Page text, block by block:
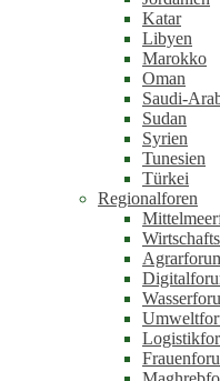
Katar
Libyen
Marokko
Oman
Saudi-
Sudan
Syrien
Tunesien
Türkei
Regionalforen